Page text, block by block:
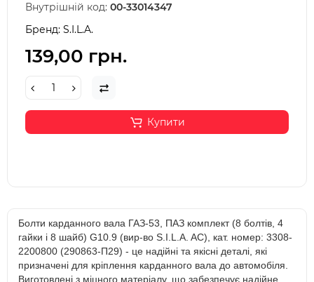
Внутрішній код: 00-33014347
Бренд: S.I.L.A.
139,00 грн.
Купити
Болти карданного вала ГАЗ-53, ПАЗ комплект (8 болтів, 4
гайки і 8 шайб) G10.9 (вир-во S.I.L.A. AC), кат. номер: 3308-
2200800 (290863-П29) - це надійні та якісні деталі, які
призначені для кріплення карданного вала до автомобіля.
Виготовлені з міцного матеріалу, що забезпечує надійне